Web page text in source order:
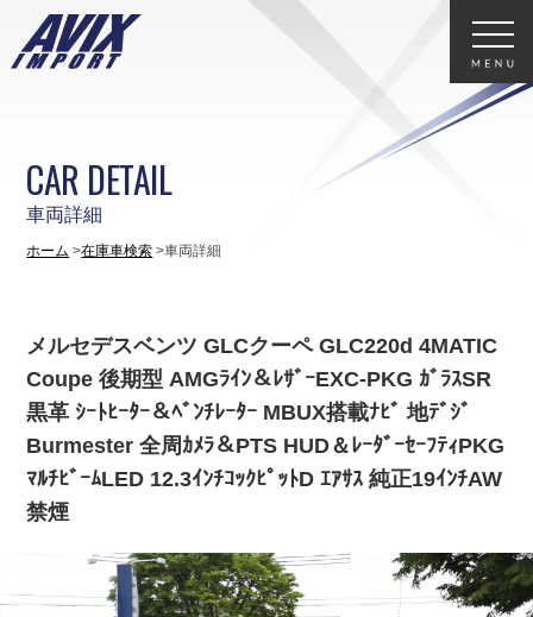
車両詳細
CAR DETAIL
ホーム 在庫車検索 車両詳細
メルセデスベンツ GLCクーペ GLC220d 4MATIC
Coupe 後期型 AMGﾗｲﾝ＆ﾚｻﾞｰEXC-PKG ｶﾞﾗｽSR
黒革 ｼｰﾄﾋｰﾀｰ＆ﾍﾞﾝﾁﾚｰﾀｰ MBUX搭載ﾅﾋﾞ 地ﾃﾞｼﾞ
Burmester 全周ｶﾒﾗ＆PTS HUD＆ﾚｰﾀﾞｰｾｰﾌﾃｨPKG
ﾏﾙﾁﾋﾞｰﾑLED 12.3ｲﾝﾁｺｯｸﾋﾟｯﾄD ｴｱｻｽ 純正19ｲﾝﾁAW
禁煙